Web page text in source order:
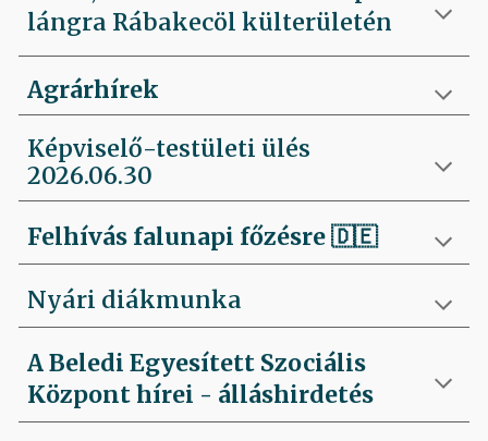
lángra Rábakecöl külterületén
Agrárhírek
Képviselő-testületi ülés
2026.06.30
Felhívás falunapi főzésre🇩🇪
Nyári diákmunka
A Beledi Egyesített Szociális
Központ hírei - álláshirdetés